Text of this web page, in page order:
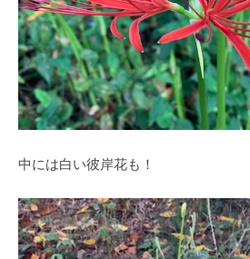
中には白い彼岸花も！